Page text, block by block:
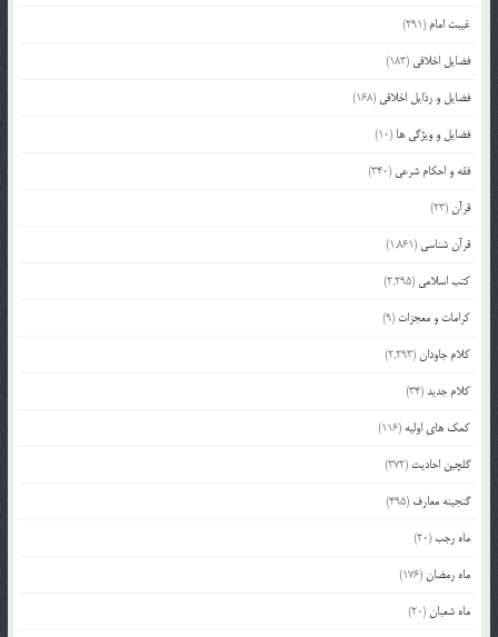
غیبت امام (291)
فضایل اخلاقی (183)
فضایل و رذایل اخلاقی (168)
فضایل و ویژگی ها (10)
فقه و احکام شرعی (340)
قرآن(23)
قرآن شناسی (1,861)
کتب اسلامی (2,295)
کرامات و معجزات (9)
کلام جاودان(2,293)
کلام جدید(34)
کمک های اولیه (116)
گلچین احادیث (372)
گنجینه معارف (495)
ماه رجب(20)
ماه رمضان(176)
ماه شعبان(20)